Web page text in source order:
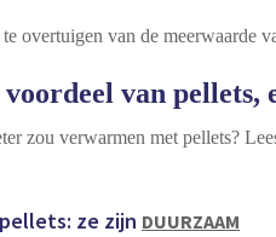
overtuigen van de meerwaarde
van pellets,
beter zou verwarmen met
ze zijn DUURZAAM